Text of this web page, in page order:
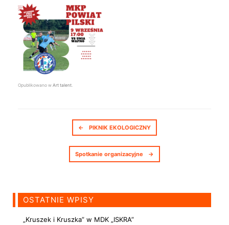
Opublikowano w Art talent
Nawigacja postów
← PIKNIK EKOLOGICZNY
Spotkanie organizacyjne →
OSTATNIE WPISY
„Kruszek i Kruszka” w MDK „ISKRA”